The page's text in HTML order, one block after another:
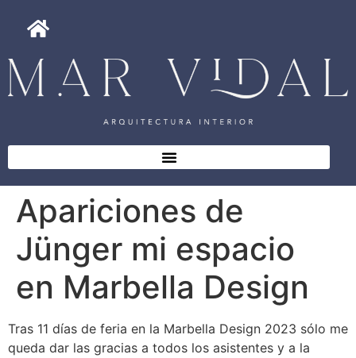
Apariciones de
Jünger mi espacio
en Marbella Design
Tras 11 días de feria en la Marbella Design 2023 sólo me
queda dar las gracias a todos los asistentes y a la